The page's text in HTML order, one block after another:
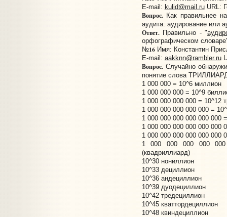
E-mail: kulid@mail.ruURL:
Вопрос.Как правильнее
аудита: аудирование или
Ответ.Правильно - "
орфографическом
№16Имя: Константин
E-mail: aakknn@rambler.ru
Вопрос.Случайно
понятие слова
1 000 000 = 10^6 миллион
1 000 000 000 = 10^9
1 000 000 000 000 = 10^12
1 000 000 000 000 000 =
1 000 000 000 000 000 000
1 000 000 000 000 000 000
1 000 000 000 000 000 000
1 000 000 000 000
(квадриллиард)
10^30 нониллион
10^33 дециллион
10^36 андециллион
10^39 дуодециллион
10^42 тредециллион
10^45 кваттордециллион
10^48 квиндециллион